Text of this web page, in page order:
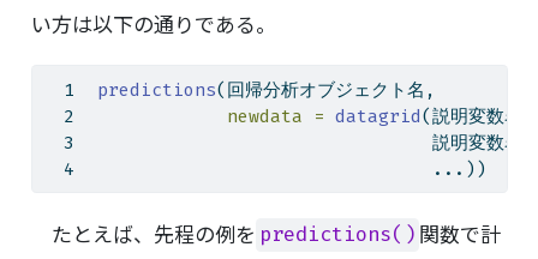
い方は以下の通りである。
predictions(回帰分析オブジェクト名,
newdata = datagrid(説明変数名
説明変数名
                               ...))
たとえば、先程の例を predictions() 関数で計